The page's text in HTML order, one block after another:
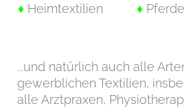
♦ Heimtextilien ♦
...und natürlich auch alle
gewerblichen Textilien,
alle Arztpraxen,